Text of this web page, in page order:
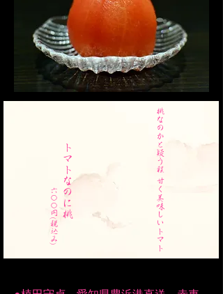
トマトなのに桃 桃なのかと疑う程 甘く美味しいトマト
六〇〇円(税込み)